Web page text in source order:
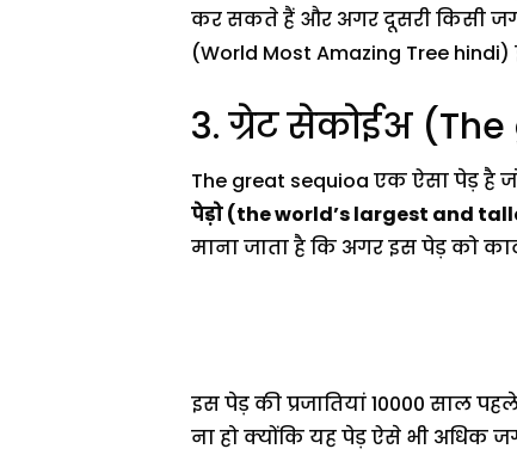
कर सकते हैं और अगर दूसरी किसी
(World Most Amazing Tree
3. ग्रेट सेकोईअ
The great sequioa एक ऐसा पेड़ है
पेड़ो (the world’s largest and
माना जाता है कि अगर इस पेड़ को
इस पेड़ की प्रजातियां 10000 साल
ना हो क्योंकि यह पेड़ ऐसे भी अधिक